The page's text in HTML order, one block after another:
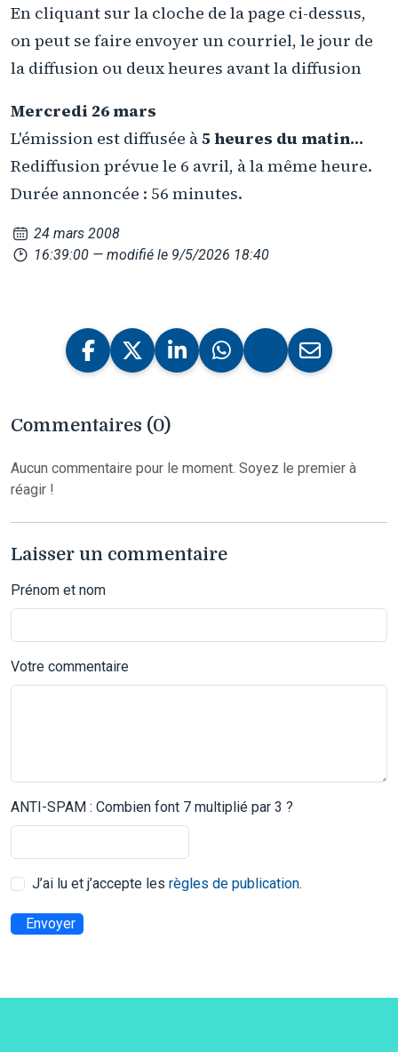
En cliquant sur la cloche de la page ci-dessus,
on peut se faire envoyer un courriel, le jour de
la diffusion ou deux heures avant la diffusion
Mercredi 26 mars
L'émission est diffusée à5 heures du matin...
Rediffusion prévue le 6 avril, à la même heure.
Durée annoncée : 56 minutes.
24 mars 2008
16:39:00 — modifié le 9/5/2026 18:40
Commentaires (0)
Aucun commentaire pour le moment. Soyez le premier à
réagir !
Laisser un commentaire
Prénom et nom
Votre commentaire
ANTI-SPAM : Combien font 7 multiplié par 3 ?
J’ai lu et j’accepte les règles de publication.
Envoyer